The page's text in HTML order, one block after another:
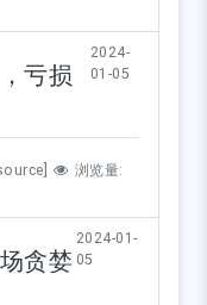
亏损
2024-
01-05
浏览量:
贪婪
2024-01-
05